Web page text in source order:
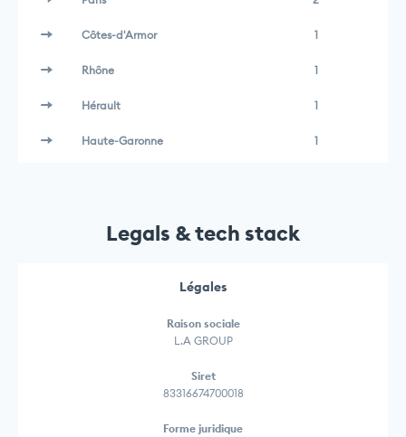
Côtes-d'Armor 1
Rhône 1
Hérault 1
Haute-Garonne 1
Legals & tech stack
Légales
Raison sociale
L.A GROUP
Siret
83316674700018
Forme juridique